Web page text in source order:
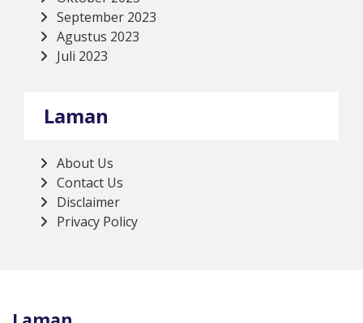
September 2023
Agustus 2023
Juli 2023
Laman
About Us
Contact Us
Disclaimer
Privacy Policy